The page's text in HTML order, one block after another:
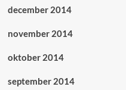
december 2014
november 2014
oktober 2014
september 2014